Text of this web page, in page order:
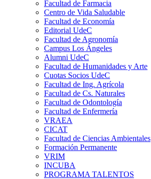
Facultad de Farmacia
Centro de Vida Saludable
Facultad de Economía
Editorial UdeC
Facultad de Agronomía
Campus Los Ángeles
Alumni UdeC
Facultad de Humanidades y Arte
Cuotas Socios UdeC
Facultad de Ing. Agrícola
Facultad de Cs. Naturales
Facultad de Odontología
Facultad de Enfermería
VRAEA
CICAT
Facultad de Ciencias Ambientales
Formación Permanente
VRIM
INCUBA
PROGRAMA TALENTOS